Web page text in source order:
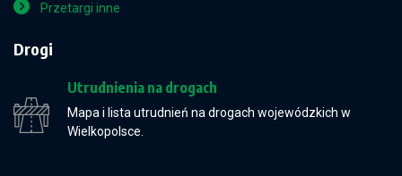
Przetargi inne
Drogi
Utrudnienia na drogach
Mapa i lista utrudnień na drogach wojewódzkich w
Wielkopolsce.